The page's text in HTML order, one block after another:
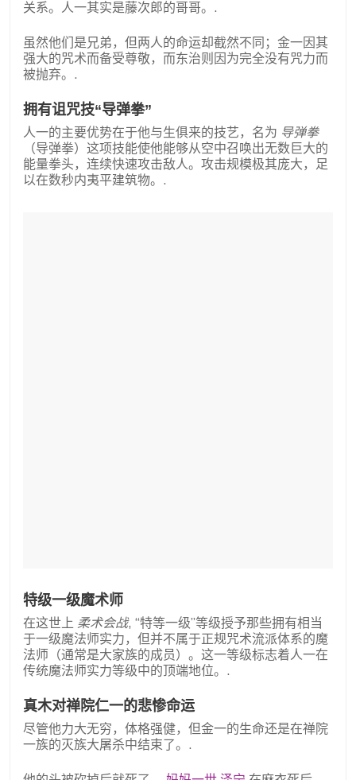
关系。人一其实是藤次郎的哥哥。.
虽然他们是兄弟，但两人的命运却截然不同；金一因其
强大的咒术而备受尊敬，而东治则因为完全没有咒力而
被抛弃。.
拥有诅咒技“导弹拳”
人一的主要优势在于他与生俱来的技艺，名为 导弹拳
（导弹拳）这项技能使他能够从空中召唤出无数巨大的
能量拳头，连续快速攻击敌人。攻击规模极其庞大，足
以在数秒内夷平建筑物。.
特级一级魔术师
在这世上 柔术会战, “特等一级”等级授予那些拥有相当
于一级魔法师实力，但并不属于正规咒术流派体系的魔
法师（通常是大家族的成员）。这一等级标志着人一在
传统魔法师实力等级中的顶端地位。.
真木对禅院仁一的悲惨命运
尽管他力大无穷，体格强健，但金一的生命还是在禅院
一族的灭族大屠杀中结束了。.